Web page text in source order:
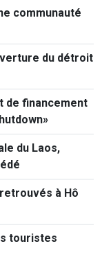
communauté
du détroit
de financement
du Laos,
à Hô
touristes